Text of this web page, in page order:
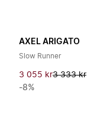
AXEL ARIGATO
Slow Runner
3 055 kr3 333 kr
-8%